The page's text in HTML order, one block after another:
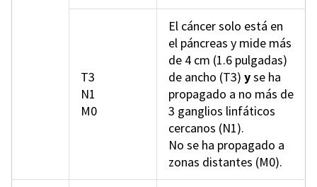
T3
N1
M0
El cáncer solo está en
el páncreas y mide más
de 4 cm (1.6 pulgadas)
de ancho (T3) yse ha
propagado a no más de
3 ganglios linfáticos
cercanos (N1).
No se ha propagado a
zonas distantes (M0).